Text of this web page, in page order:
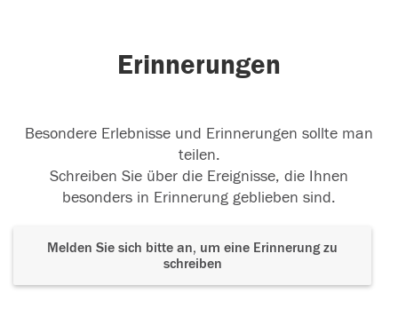
Erinnerungen
Besondere Erlebnisse und Erinnerungen sollte man
teilen.
Schreiben Sie über die Ereignisse, die Ihnen
besonders in Erinnerung geblieben sind.
Melden Sie sich bitte an, um eine Erinnerung zu
schreiben